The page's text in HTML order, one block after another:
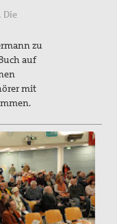
Die
zu
auf
mit